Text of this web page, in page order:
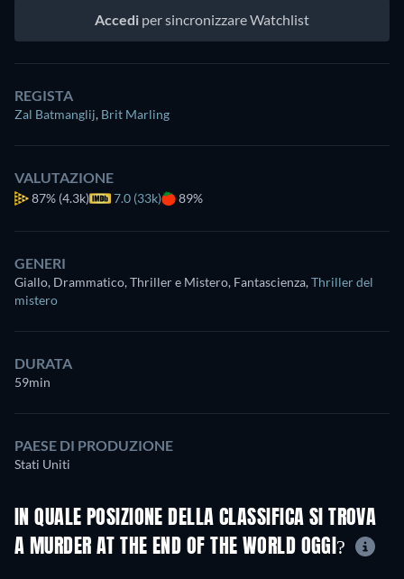
Accedi per sincronizzare Watchlist
REGISTA
Zal Batmanglij, Brit Marling
VALUTAZIONE
87% (4.3k) 7.0 (33k) 89%
GENERI
Giallo, Drammatico, Thriller e Mistero, Fantascienza,Thriller del
mistero
DURATA
59min
PAESE DI PRODUZIONE
Stati Uniti
IN QUALE POSIZIONE DELLA CLASSIFICA SI TROVA
A MURDER AT THE END OF THE WORLD OGGI?